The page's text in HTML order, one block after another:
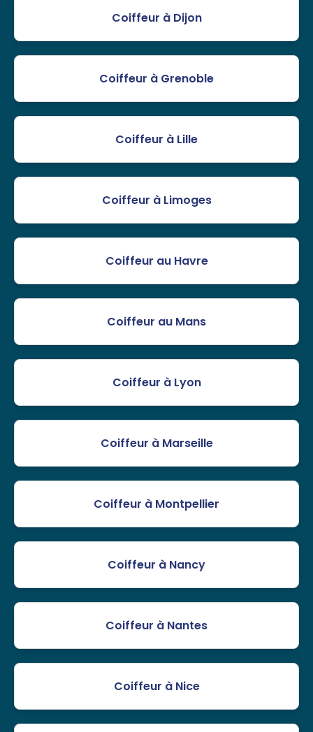
Coiffeur à Dijon
Coiffeur à Grenoble
Coiffeur à Lille
Coiffeur à Limoges
Coiffeur au Havre
Coiffeur au Mans
Coiffeur à Lyon
Coiffeur à Marseille
Coiffeur à Montpellier
Coiffeur à Nancy
Coiffeur à Nantes
Coiffeur à Nice